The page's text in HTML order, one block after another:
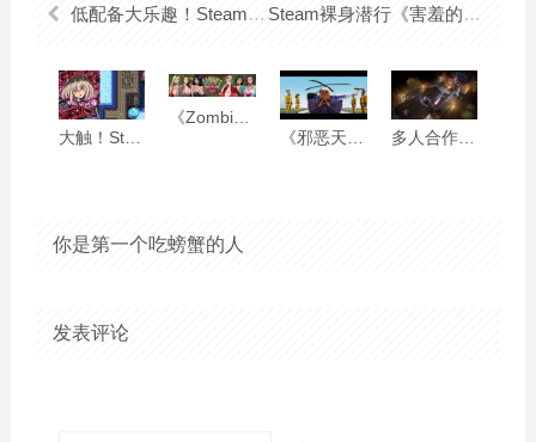
低配备大乐趣！Steam好评游戏懒人包：用旧电脑也能爽爽玩 Steam裸身潜行《害羞的椎名酱》心得：致敬「碧蓝之海」 用纸箱作战躲避路人抱紧处理
大触！Steam绅士《无底触穴》为逃出生天而把魔物榨到昇天 多人合作杀怪《红色至日2》试玩：画虎不成反类犬，残念的即时战术游戏
你是第一个吃螃蟹的人
发表评论